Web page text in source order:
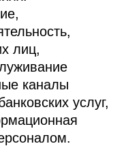
лиц,
каналы
услуг,